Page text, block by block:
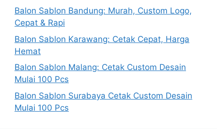
Balon Sablon Bandung: Murah, Custom Logo,
Cepat & Rapi
Balon Sablon Karawang: Cetak Cepat, Harga
Hemat
Balon Sablon Malang: Cetak Custom Desain
Mulai 100 Pcs
Balon Sablon Surabaya Cetak Custom Desain
Mulai 100 Pcs